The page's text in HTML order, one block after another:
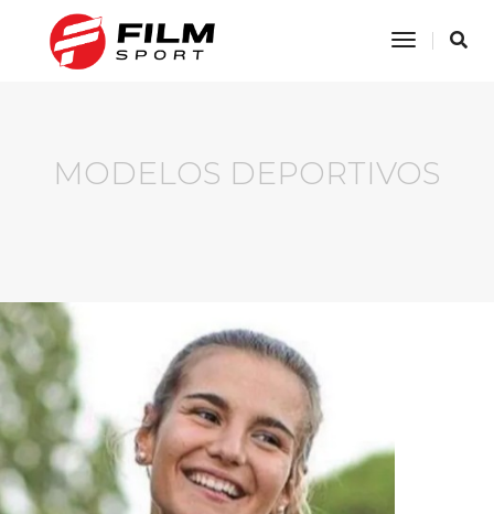
Toggle
MODELOS DEPORTIVOS